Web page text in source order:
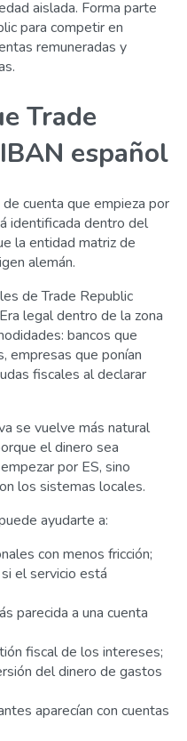
aislada. Forma parte
para competir en
remuneradas y
Trade
español
cuenta que empieza por
identificada dentro del
la entidad matriz de
alemán.
de Trade Republic
legal dentro de la zona
bancos que
empresas que ponían
fiscales al declarar
se vuelve más natural
el dinero sea
por ES, sino
los sistemas locales.
ayudarte a:
con menos fricción;
el servicio está
parecida a una cuenta
fiscal de los intereses;
del dinero de gastos
aparecían con cuentas